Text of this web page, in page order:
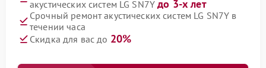
акустических систем LG SN7Yдо 3-х лет
Срочный ремонт акустических систем LG SN7Y в
течении часа
Скидка для вас до 20%